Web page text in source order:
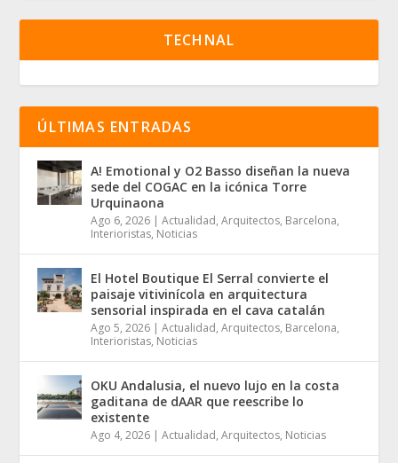
TECHNAL
ÚLTIMAS ENTRADAS
A! Emotional y O2 Basso diseñan la nueva
sede del COGAC en la icónica Torre
Urquinaona
Ago 6, 2026 |Actualidad,Arquitectos, Barcelona,
Interioristas, Noticias
El Hotel Boutique El Serral convierte el
paisaje vitivinícola en arquitectura
sensorial inspirada en el cava catalán
Ago 5, 2026 |Actualidad,Arquitectos, Barcelona,
Interioristas, Noticias
OKU Andalusia, el nuevo lujo en la costa
gaditana de dAAR que reescribe lo
existente
Ago 4, 2026 |Actualidad,Arquitectos, Noticias